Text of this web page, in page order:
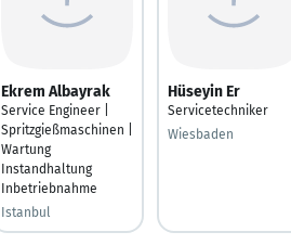
Ekrem Albayrak
Service Engineer |
Spritzgießmaschinen |
Wartung
Instandhaltung
Inbetriebnahme
Istanbul
Hüseyin Er
Servicetechniker
Wiesbaden